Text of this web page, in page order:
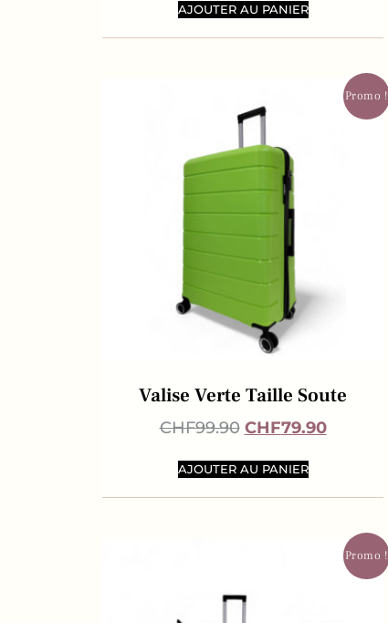
AJOUTER AU PANIER
Promo !
Valise Verte Taille Soute
CHF99.90 CHF79.90
AJOUTER AU PANIER
Promo !